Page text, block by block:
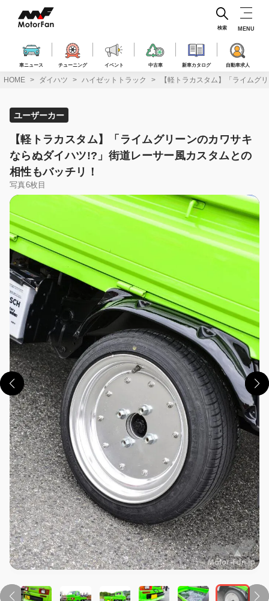
ス
車ニュース チューニング イベント 中古車 新車カタログ 自動車求人
検索 MENU
HOME ダイハツ ハイゼットトラック 【軽トラカスタム】「ライムグ
ユーザーカー
【軽トラカスタム】「ライムグリーンのカワサキ
ならぬダイハツ!?」街道レーサー風カスタムとの
相性もバッチリ！
写真6枚目
この画像の記事を読む